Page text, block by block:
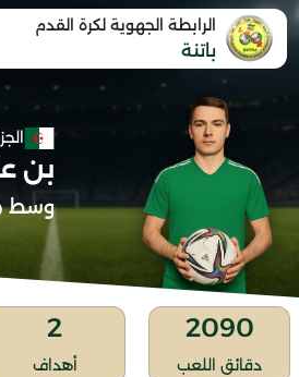
الرابطة الجهوية لكرة القدم
باتنة
بن
وسط
2090
دقائق اللعب
2
أهداف